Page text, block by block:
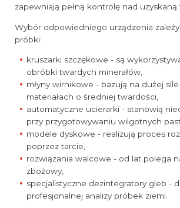
zapewniają pełną kontrolę nad uzyskaną
Wybór odpowiedniego urządzenia
próbki:
kruszarki szczękowe - są
obróbki twardych minerałów,
młyny wirnikowe - bazują na dużej
materiałach o średniej twardości,
automatyczne ucierarki - stanowią
przy przygotowywaniu wilgotnych
modele dyskowe - realizują proces
poprzez tarcie,
rozwiązania walcowe - od lat polega
zbożowy,
specjalistyczne dezintegratory gleb -
profesjonalnej analizy próbek ziemi.